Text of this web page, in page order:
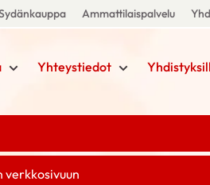
Ammattilaispalvelu
Yhteystiedot
verkkosivuun